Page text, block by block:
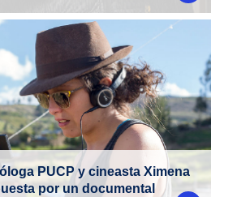
PUCP y cineasta Ximena
por un documental
la antropóloga y magíster
PUCP, ha desarrollado una
como cineasta documental. Su
le ha permitido explorar
identidad, legado, comunidad
en un trabajo documental
y, ahora, se prepara para
su primer largometraje.